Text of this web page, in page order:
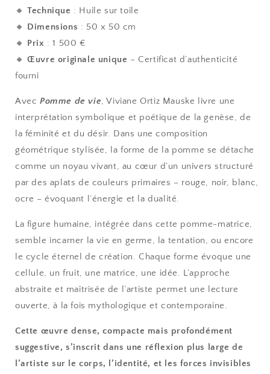
🔸Technique : Huile sur toile
🔸 Dimensions : 50 x 50 cm
🔸 Prix : 1 500 €
🔸Œuvre originale unique – Certificat d’authenticité
fourni
Avec Pomme de vie, Viviane Ortiz Mauske livre une
interprétation symbolique et poétique de la genèse, de
la féminité et du désir. Dans une composition
géométrique stylisée, la forme de la pomme se détache
comme un noyau vivant, au cœur d’un univers structuré
par des aplats de couleurs primaires – rouge, noir, blanc,
ocre – évoquant l’énergie et la dualité.
La figure humaine, intégrée dans cette pomme-matrice,
semble incarner la vie en germe, la tentation, ou encore
le cycle éternel de création. Chaque forme évoque une
cellule, un fruit, une matrice, une idée. L’approche
abstraite et maîtrisée de l’artiste permet une lecture
ouverte, à la fois mythologique et contemporaine.
Cette œuvre dense, compacte mais profondément
suggestive, s’inscrit dans une réflexion plus large de
l’artiste sur le corps, l’identité, et les forces invisibles